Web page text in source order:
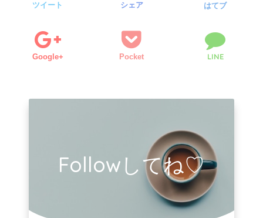
ツイート シェア はてブ
Google+ Pocket LINE
Followしてね♡